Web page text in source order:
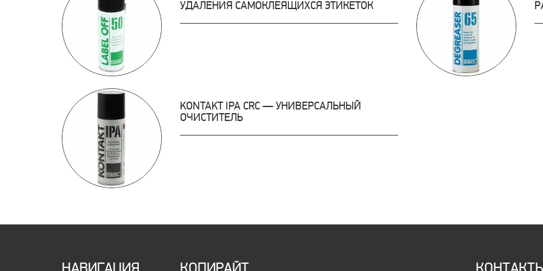
УДАЛЕНИЯ САМОКЛЕЯЩИХСЯ ЭТИКЕТОК
KONTAKT IPA CRC — УНИВЕРСАЛЬНЫЙ
ОЧИСТИТЕЛЬ